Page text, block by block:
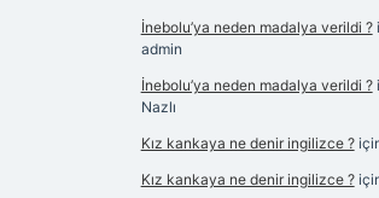
İnebolu’ya neden madalya verildi ?
admin
İnebolu’ya neden madalya verildi ?
Nazlı
Kız kankaya ne denir ingilizce ?
Kız kankaya ne denir ingilizce ?